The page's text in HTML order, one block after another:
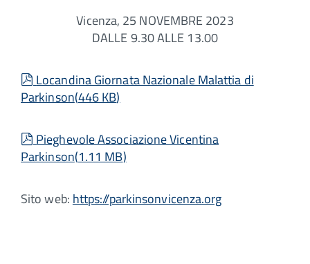
Vicenza, 25 NOVEMBRE 2023
DALLE 9.30 ALLE 13.00
pdf
Locandina Giornata Nazionale Malattia di
Parkinson(446 KB)
pdf
Pieghevole Associazione Vicentina
Parkinson(1.11 MB)
Sito web: https://parkinsonvicenza.org